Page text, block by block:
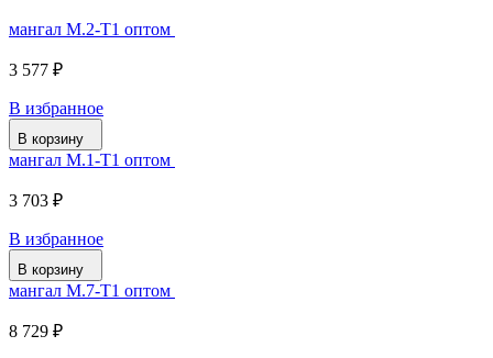
мангал М.2-Т1 оптом
3 577 ₽
В избранное
В корзину
мангал М.1-Т1 оптом
3 703 ₽
В избранное
В корзину
мангал М.7-Т1 оптом
8 729 ₽